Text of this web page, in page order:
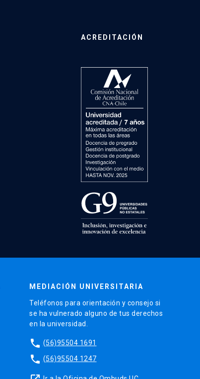
ACREDITACIÓN
MEDIACIÓN UNIVERSITARIA
Teléfonos para orientación y consejo si
se ha vulnerado alguno de tus derechos
en la universidad.
phone (56)95504 1691
phone (56)95504 1247